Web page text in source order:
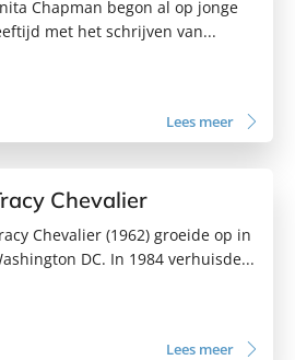
Chapman begon al op jonge
met het schrijven van...
Lees meer
Chevalier
Chevalier (1962) groeide op in
DC. In 1984 verhuisde...
Lees meer